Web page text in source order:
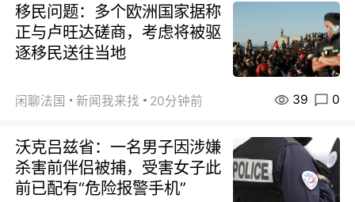
移民问题：多个欧洲国家据称
正与卢旺达磋商，考虑将被驱
逐移民送往当地
闲聊法国 新闻我来找 20分钟前 39 0
沃克吕兹省：一名男子因涉嫌
杀害前伴侣被捕，受害女子此
前已配有“危险报警手机”